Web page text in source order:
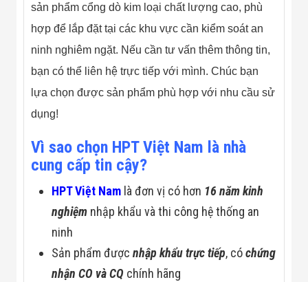
sản phẩm cổng dò kim loại chất lượng cao, phù
hợp để lắp đặt tại các khu vực cần kiểm soát an
ninh nghiêm ngặt. Nếu cần tư vấn thêm thông tin,
bạn có thể liên hệ trực tiếp với mình. Chúc bạn
lựa chọn được sản phẩm phù hợp với nhu cầu sử
dụng!
Vì sao chọn HPT Việt Nam là nhà
cung cấp tin cậy?
HPT Việt Nam là đơn vị có hơn 16 năm kinh
nghiệm nhập khẩu và thi công hệ thống an
ninh
Sản phẩm đượcnhập khẩu trực tiếp, cóchứng
nhận CO và CQ chính hãng